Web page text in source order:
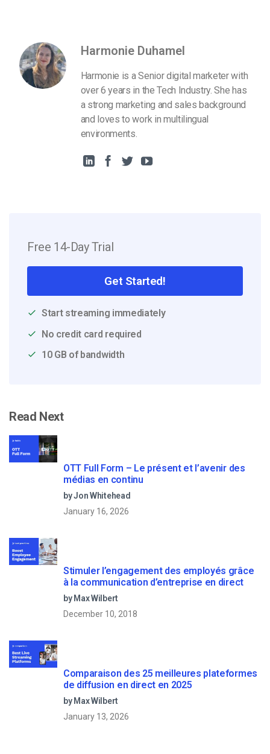
Harmonie Duhamel
Harmonie is a Senior digital marketer with
over 6 years in the Tech Industry. She has
a strong marketing and sales background
and loves to work in multilingual
environments.
Free 14-Day Trial
Get Started!
Start streaming immediately
No credit card required
10 GB of bandwidth
Read Next
OTT Full Form – Le présent et l’avenir des
médias en continu
by Jon Whitehead
January 16, 2026
Stimuler l’engagement des employés grâce
à la communication d’entreprise en direct
by Max Wilbert
December 10, 2018
Comparaison des 25 meilleures plateformes
de diffusion en direct en 2025
by Max Wilbert
January 13, 2026